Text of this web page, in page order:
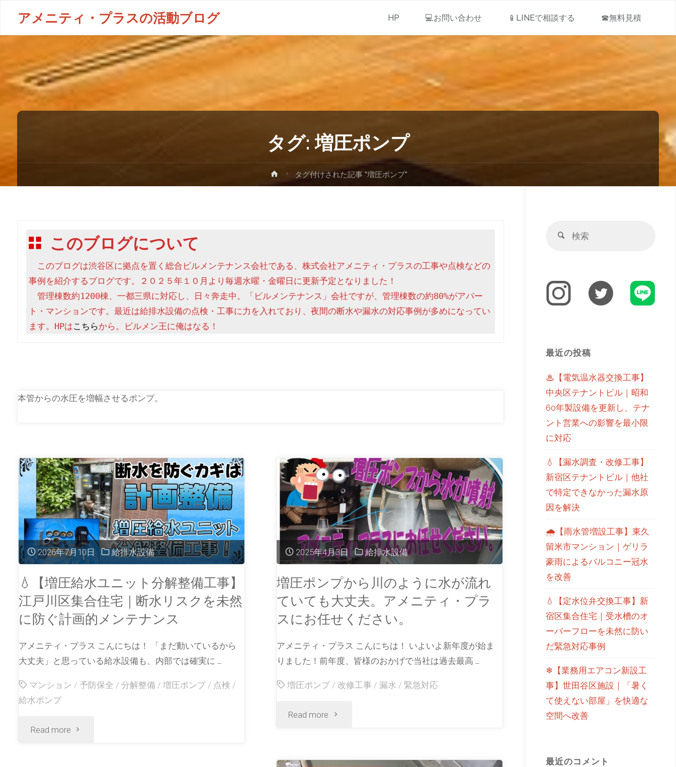
アメニティ・プラスの活動ブログ HP 💻お問い合わせ 📱LINEで相談する ☎無料見積
タグ:増圧ポンプ
タグ付けされた記事 "増圧ポンプ"
このブログについて
このブログは渋谷区に拠点を置く総合ビルメンテナンス会社である、株式会社アメニティ・プラスの工事や点検などの
事例を紹介するブログです。２０２５年１０月より毎週水曜・金曜日に更新予定となりました！
管理棟数約1200棟、一都三県に対応し、日々奔走中。「ビルメンテナンス」会社ですが、管理棟数の約80%がアパー
ト・マンションです。最近は給排水設備の点検・工事に力を入れており、夜間の断水や漏水の対応事例が多めになってい
ます。HPはこちらから。ビルメン王に俺はなる！
本管からの水圧を増幅させるポンプ。
2026年7月10日 給排水設備
💧【増圧給水ユニット分解整備工事】
江戸川区集合住宅｜断水リスクを未然
に防ぐ計画的メンテナンス
アメニティ・プラス こんにちは！ 「まだ動いているから
大丈夫」と思っている給水設備も、内部では確実に …
マンション / 予防保全 / 分解整備 / 増圧ポンプ/ 点検 /
給水ポンプ
Read more
2025年4月3日 給排水設備
増圧ポンプから川のように水が流れ
ていても大丈夫。アメニティ・プラ
スにお任せください。
アメニティ・プラス こんにちは！ いよいよ新年度が始ま
りました！前年度、皆様のおかげで当社は過去最高 …
増圧ポンプ/ 改修工事 / 漏水 / 緊急対応
Read more
最近の投稿
♨【電気温水器交換工事】
中央区テナントビル｜昭和
60年製設備を更新し、テナ
ント営業への影響を最小限
に対応
💧【漏水調査・改修工事】
新宿区テナントビル｜他社
で特定できなかった漏水原
因を解決
🌧【雨水管増設工事】東久
留米市マンション｜ゲリラ
豪雨によるバルコニー冠水
を改善
💧【定水位弁交換工事】新
宿区集合住宅｜受水槽のオ
ーバーフローを未然に防い
だ緊急対応事例
❄【業務用エアコン新設工
事】世田谷区施設｜「暑く
て使えない部屋」を快適な
空間へ改善
最近のコメント